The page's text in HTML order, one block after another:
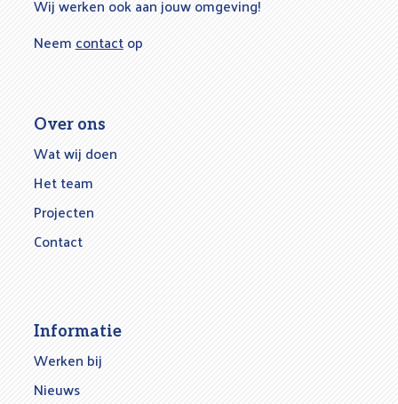
Wij werken ook aan jouw omgeving!
Neem contactop
Over ons
Wat wij doen
Het team
Projecten
Contact
Informatie
Werken bij
Nieuws